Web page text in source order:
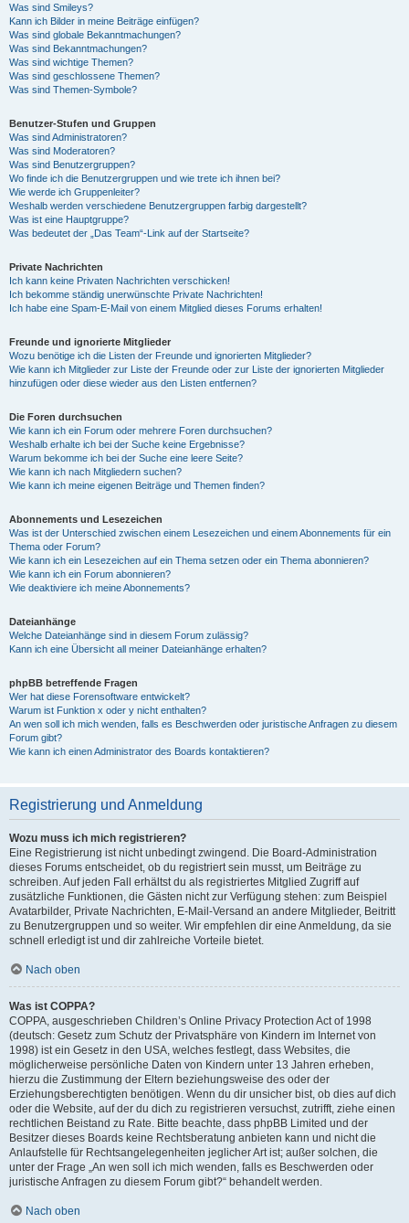
Was sind Smileys?
Kann ich Bilder in meine Beiträge einfügen?
Was sind globale Bekanntmachungen?
Was sind Bekanntmachungen?
Was sind wichtige Themen?
Was sind geschlossene Themen?
Was sind Themen-Symbole?
Benutzer-Stufen und Gruppen
Was sind Administratoren?
Was sind Moderatoren?
Was sind Benutzergruppen?
Wo finde ich die Benutzergruppen und wie trete ich ihnen bei?
Wie werde ich Gruppenleiter?
Weshalb werden verschiedene Benutzergruppen farbig dargestellt?
Was ist eine Hauptgruppe?
Was bedeutet der „Das Team“-Link auf der Startseite?
Private Nachrichten
Ich kann keine Privaten Nachrichten verschicken!
Ich bekomme ständig unerwünschte Private Nachrichten!
Ich habe eine Spam-E-Mail von einem Mitglied dieses Forums erhalten!
Freunde und ignorierte Mitglieder
Wozu benötige ich die Listen der Freunde und ignorierten Mitglieder?
Wie kann ich Mitglieder zur Liste der Freunde oder zur Liste der ignorierten Mitglieder
hinzufügen oder diese wieder aus den Listen entfernen?
Die Foren durchsuchen
Wie kann ich ein Forum oder mehrere Foren durchsuchen?
Weshalb erhalte ich bei der Suche keine Ergebnisse?
Warum bekomme ich bei der Suche eine leere Seite?
Wie kann ich nach Mitgliedern suchen?
Wie kann ich meine eigenen Beiträge und Themen finden?
Abonnements und Lesezeichen
Was ist der Unterschied zwischen einem Lesezeichen und einem Abonnements für ein
Thema oder Forum?
Wie kann ich ein Lesezeichen auf ein Thema setzen oder ein Thema abonnieren?
Wie kann ich ein Forum abonnieren?
Wie deaktiviere ich meine Abonnements?
Dateianhänge
Welche Dateianhänge sind in diesem Forum zulässig?
Kann ich eine Übersicht all meiner Dateianhänge erhalten?
phpBB betreffende Fragen
Wer hat diese Forensoftware entwickelt?
Warum ist Funktion x oder y nicht enthalten?
An wen soll ich mich wenden, falls es Beschwerden oder juristische Anfragen zu diesem
Forum gibt?
Wie kann ich einen Administrator des Boards kontaktieren?
Registrierung und Anmeldung
Wozu muss ich mich registrieren?
Eine Registrierung ist nicht unbedingt zwingend. Die Board-Administration
dieses Forums entscheidet, ob du registriert sein musst, um Beiträge zu
schreiben. Auf jeden Fall erhältst du als registriertes Mitglied Zugriff auf
zusätzliche Funktionen, die Gästen nicht zur Verfügung stehen: zum Beispiel
Avatarbilder, Private Nachrichten, E-Mail-Versand an andere Mitglieder, Beitritt
zu Benutzergruppen und so weiter. Wir empfehlen dir eine Anmeldung, da sie
schnell erledigt ist und dir zahlreiche Vorteile bietet.
Nach oben
Was ist COPPA?
COPPA, ausgeschrieben Children’s Online Privacy Protection Act of 1998
(deutsch: Gesetz zum Schutz der Privatsphäre von Kindern im Internet von
1998) ist ein Gesetz in den USA, welches festlegt, dass Websites, die
möglicherweise persönliche Daten von Kindern unter 13 Jahren erheben,
hierzu die Zustimmung der Eltern beziehungsweise des oder der
Erziehungsberechtigten benötigen. Wenn du dir unsicher bist, ob dies auf dich
oder die Website, auf der du dich zu registrieren versuchst, zutrifft, ziehe einen
rechtlichen Beistand zu Rate. Bitte beachte, dass phpBB Limited und der
Besitzer dieses Boards keine Rechtsberatung anbieten kann und nicht die
Anlaufstelle für Rechtsangelegenheiten jeglicher Art ist; außer solchen, die
unter der Frage „An wen soll ich mich wenden, falls es Beschwerden oder
juristische Anfragen zu diesem Forum gibt?“ behandelt werden.
Nach oben